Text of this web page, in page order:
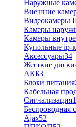
Наружные
Внешние
Видеокамеры
Камеры
Камеры
Купольные ip-
Аксессуары34
Жесткие диски
АКБ3
Блоки питания
Кабельная
Сигнализация
Беспроводная
Ajax52